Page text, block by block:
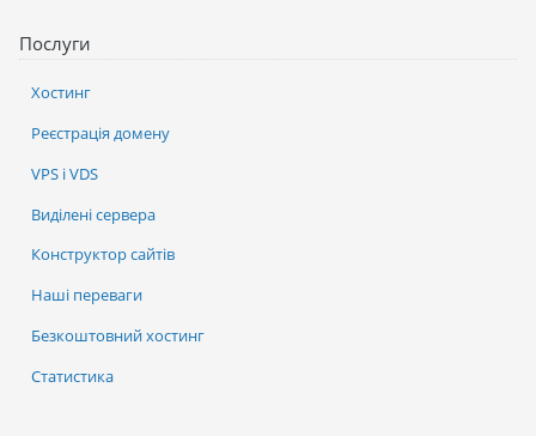
Послуги
Хостинг
Реєстрація домену
VPS і VDS
Виділені сервера
Конструктор сайтів
Наші переваги
Безкоштовний хостинг
Статистика